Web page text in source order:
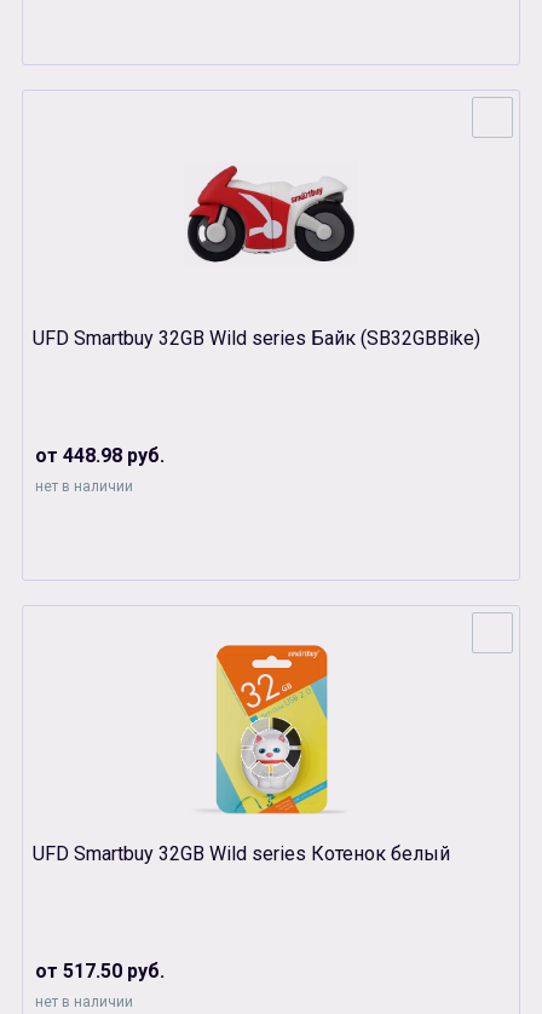
UFD Smartbuy 32GB Wild series Байк (SB32GBBike)
от 448.98 руб.
нет в наличии
UFD Smartbuy 32GB Wild series Котенок белый
от 517.50 руб.
нет в наличии